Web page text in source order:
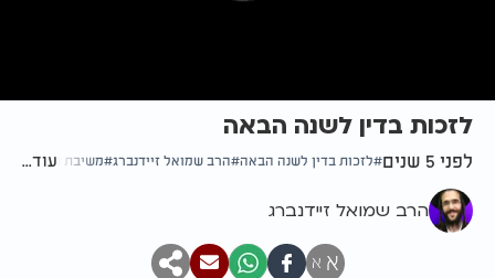
לזכות בדין לשנה הבאה
לפני 5 שנים לזכות בדין לשנה הבאה הרב שמואל זיידנברג משיבת נפשעוד...
הרב שמואל זיידנברג
א א